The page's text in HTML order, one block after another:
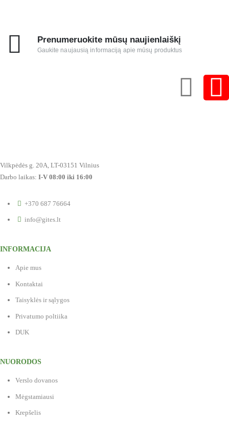
Prenumeruokite mūsų naujienlaiškį
Gaukite naujausią informaciją apie mūsų produktus
Vilkpėdės g. 20A, LT-03151 Vilnius
Darbo laikas: I-V 08:00 iki 16:00
+370 687 76664
info@gites.lt
INFORMACIJA
Apie mus
Kontaktai
Taisyklės ir sąlygos
Privatumo poltiika
DUK
NUORODOS
Verslo dovanos
Mėgstamiausi
Krepšelis